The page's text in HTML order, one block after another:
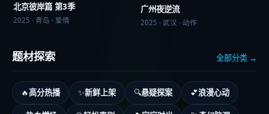
北京彼岸篇 第3季
2025 · 青岛 · 爱情
广州夜逆流
2025 · 武汉 · 动作
题材探索 全部分类 →
🔥高分热播 ✨新鲜上架 🔍悬疑探案 💕浪漫心动